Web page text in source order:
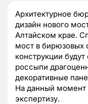
Архитектурное
дизайн нового
Алтайском крае.
мост в бирюзовых
конструкции будут
россыпи
декоративные
На данный момент
экспертизу.